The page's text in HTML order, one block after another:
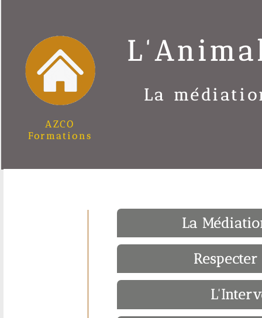
La
La
AZCO
Formations